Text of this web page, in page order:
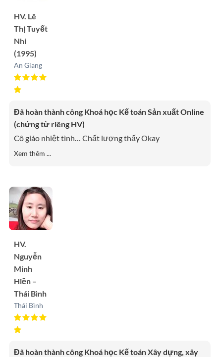
HV. Lê
Thị Tuyết
Nhi
(1995)
An Giang
Đã hoàn thành công Khoá học Kế toán Sản xuất Online
(chứng từ riêng HV)
Cô giáo nhiệt tình… Chất lượng thấy Okay
Xem thêm ...
HV.
Nguyễn
Minh
Hiền –
Thái Bình
Thái Bình
Đã hoàn thành công Khoá học Kế toán Xây dựng, xây